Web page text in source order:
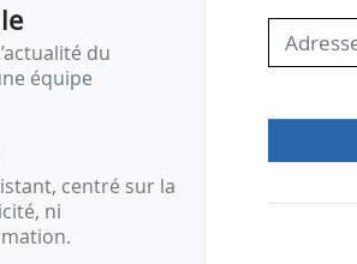
croissante des entreprises…
du
équipe
centré sur la
ni